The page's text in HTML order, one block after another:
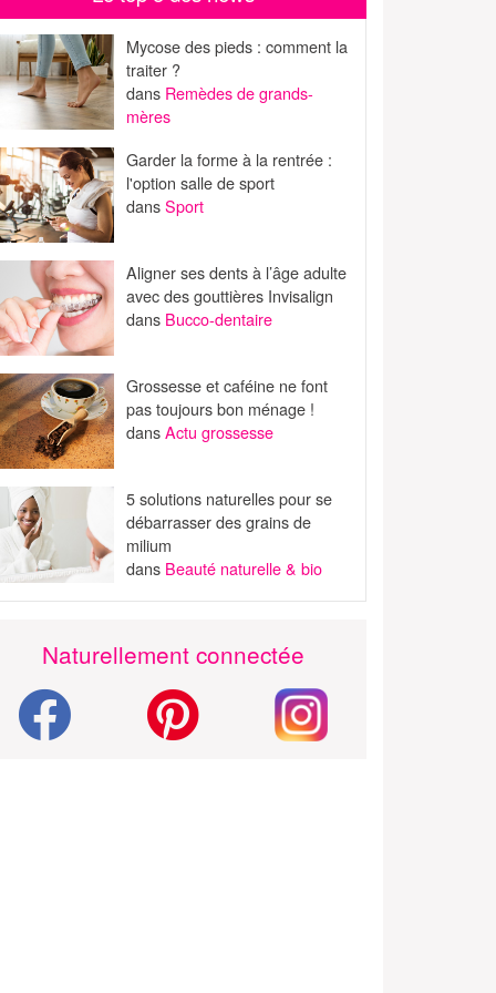
Mycose des pieds : comment la
traiter ?
dans Remèdes de grands-
mères
Garder la forme à la rentrée :
l'option salle de sport
dansSport
Aligner ses dents à l’âge adulte
avec des gouttières Invisalign
dans Bucco-dentaire
Grossesse et caféine ne font
pas toujours bon ménage !
dansActu grossesse
5 solutions naturelles pour se
débarrasser des grains de
milium
dans Beauté naturelle & bio
Naturellement connectée